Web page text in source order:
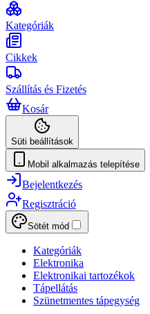
Kategóriák
Cikkek
Szállítás és Fizetés
Kosár
Süti beállítások
Mobil alkalmazás telepítése
Bejelentkezés
Regisztráció
Sötét mód
Kategóriák
Elektronika
Elektronikai tartozékok
Tápellátás
Szünetmentes tápegység